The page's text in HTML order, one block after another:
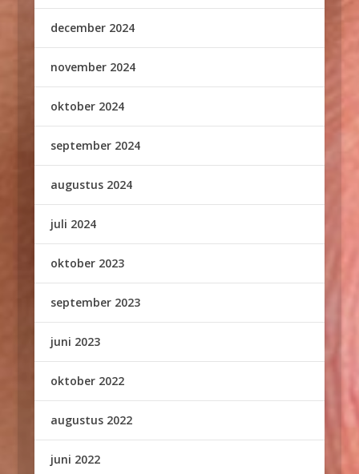
december 2024
november 2024
oktober 2024
september 2024
augustus 2024
juli 2024
oktober 2023
september 2023
juni 2023
oktober 2022
augustus 2022
juni 2022